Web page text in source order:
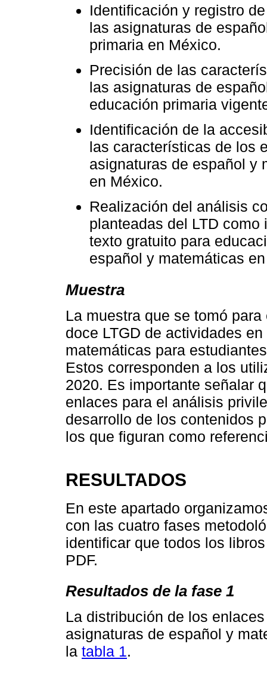
Identificación y registro
las asignaturas de
primaria en México.
Precisión de las
las asignaturas de
educación primaria
Identificación de la
las características de los
asignaturas de español y
en México.
Realización del análisis
planteadas del LTD
texto gratuito para
español y matemáticas
Muestra
La muestra que se tomó
doce LTGD de actividades
matemáticas para
Estos corresponden a los
2020. Es importante señalar
enlaces para el análisis
desarrollo de los contenidos
los que figuran como
RESULTADOS
En este apartado
con las cuatro fases
identificar que todos los
PDF.
Resultados de la fase 1
La distribución de los
asignaturas de español y
la tabla 1.